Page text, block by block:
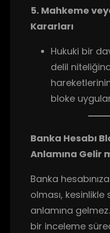
5. Mahkeme
Kararları
Hukuki bir
delil
bloke
Banka Hesabı
Anlamına Gelir
Banka
olması,
anlamına
bir inceleme